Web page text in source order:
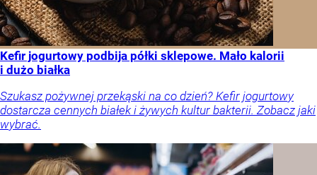
Kefir jogurtowy podbija półki sklepowe. Mało kalorii
i dużo białka
Szukasz pożywnej przekąski na co dzień? Kefir jogurtowy
dostarcza cennych białek i żywych kultur bakterii. Zobacz jaki
wybrać.